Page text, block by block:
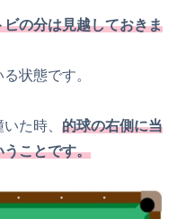
の分は見越しておきま
状態です。
た時、 的球の右側に当
うことです。